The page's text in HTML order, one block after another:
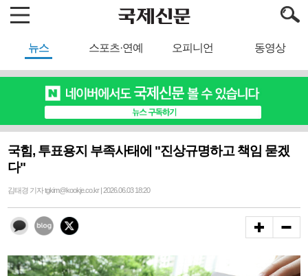
뉴스 스포츠·연예 오피니언 동영상
국힘, 투표용지 부족사태에 "진상규명하고 책임 묻겠
다"
김태경 기자 tgkim@kookje.co.kr | 2026.06.03 18:20